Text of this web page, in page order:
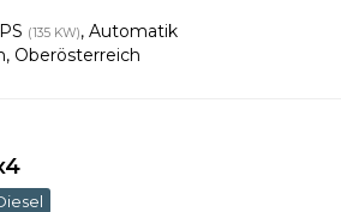
(135 KW),Automatik
, Oberösterreich